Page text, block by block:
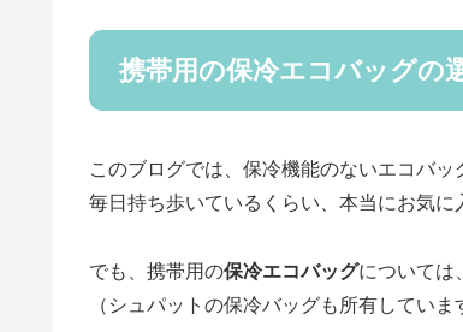
携帯用の保冷エコバッグの
このブログでは、保冷機能のないエコバッ
毎日持ち歩いているくらい、本当にお気に
でも、携帯用の保冷エコバッグについては
（シュパットの保冷バッグも所有してい